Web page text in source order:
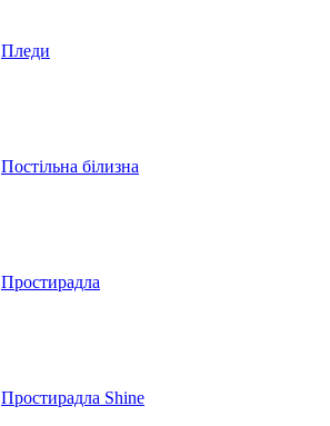
Пледи
Постільна білизна
Простирадла
Простирадла Shine